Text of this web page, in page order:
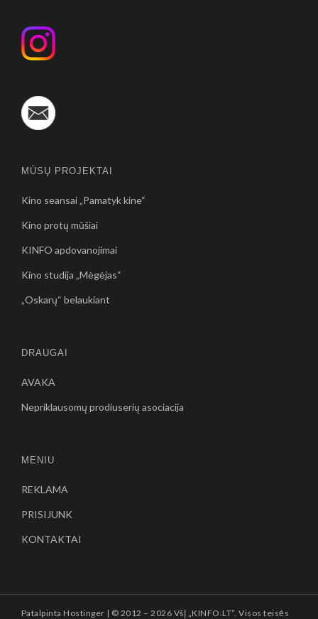
MŪSŲ PROJEKTAI
Kino seansai „Pamatyk kine“
Kino protų mūšiai
KINFO apdovanojimai
Kino studija „Mėgėjas“
„Oskarų“ belaukiant
DRAUGAI
AVAKA
Nepriklausomų prodiuserių asociacija
MENIU
REKLAMA
PRISIJUNK
KONTAKTAI
Patalpinta Hostinger | © 2012 –2026 VšĮ „KINFO.LT“. Visos teisės